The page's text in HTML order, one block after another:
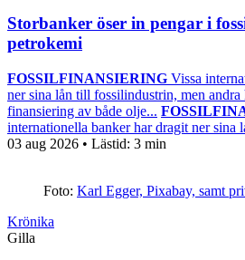
Storbanker öser in pengar i
petrokemi
FOSSILFINANSIERING Vissa
ner sina lån till fossilindustrin, men andra
finansiering av både olje...
internationella banker har dragit ner sina
03 aug 2026 • Lästid: 3 min
Foto: Karl Egger, Pixabay, samt
Krönika
Gilla